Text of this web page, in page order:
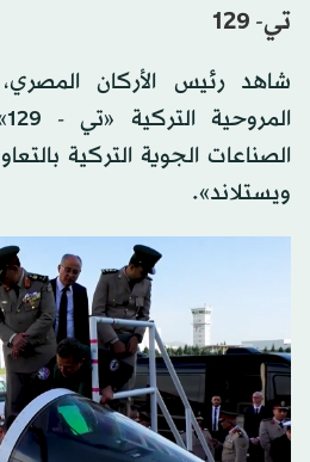
تي- 129
شاهد رئيس الأركان
الصناعات الجوية التركية
ويستلاند».